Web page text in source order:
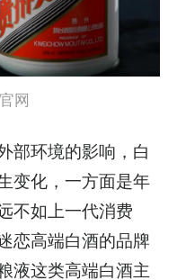
网
部环境的影响，白
变化，一方面是年
不如上一代消费
恋高端白酒的品牌
液这类高端白酒主